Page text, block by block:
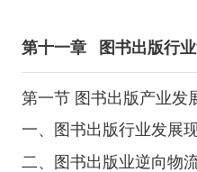
第十一章 图书出版行
第一节 图书出版产业发
一、图书出版行业发展
二、图书出版业逆向物